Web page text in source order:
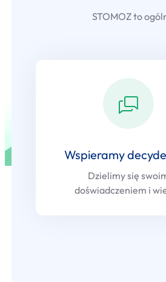
STOMOZ to
Wspieramy
Dzielimy się
doświadczeniem i